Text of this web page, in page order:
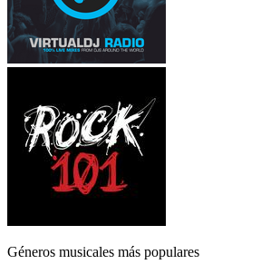
Géneros musicales más populares